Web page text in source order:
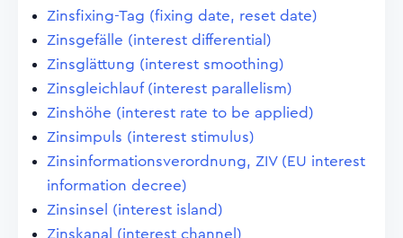
Zinsfixing-Tag (fixing date, reset date)
Zinsgefälle (interest differential)
Zinsglättung (interest smoothing)
Zinsgleichlauf (interest parallelism)
Zinshöhe (interest rate to be applied)
Zinsimpuls (interest stimulus)
Zinsinformationsverordnung, ZIV (EU interest
information decree)
Zinsinsel (interest island)
Zinskanal (interest channel)